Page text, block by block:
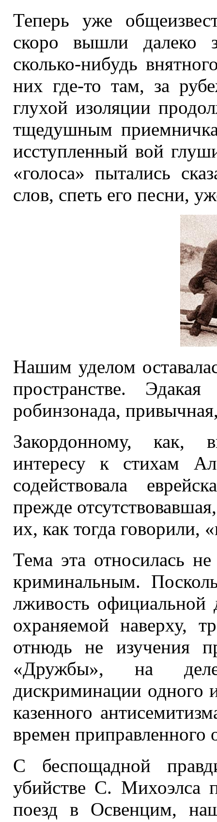
Теперь уже
скоро вышли далеко
сколько-нибудь
них где-то там, за
глухой изоляции
тщедушным
исступленный вой
«голоса» пытались
слов, спеть его песни,
Нашим уделом
пространстве. Эдакая
робинзонада,
Закордонному, как,
интересу к стихам
содействовала
прежде
их, как тогда говорили,
Тема эта относилась
криминальным.
лживость официальной
охраняемой наверху,
отнюдь не изучения
«Дружбы», на
дискриминации одного
казенного
времен
С беспощадной
убийстве С. Михоэлса
поезд в Освенцим,